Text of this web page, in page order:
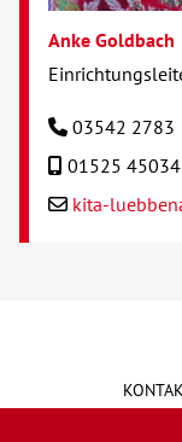
Anke Goldbach
03542 2783
01525
kita-